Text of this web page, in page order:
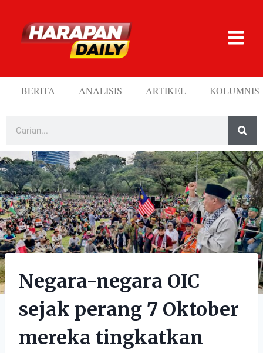
BERITA ANALISIS ARTIKEL KOLUMNIS
Negara-negara OIC
sejak perang 7 Oktober
mereka tingkatkan